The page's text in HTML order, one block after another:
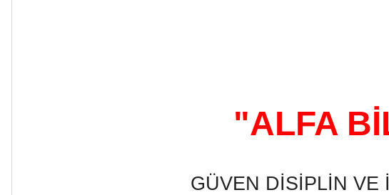
"ALFA
GÜVEN DİSİPLİN VE